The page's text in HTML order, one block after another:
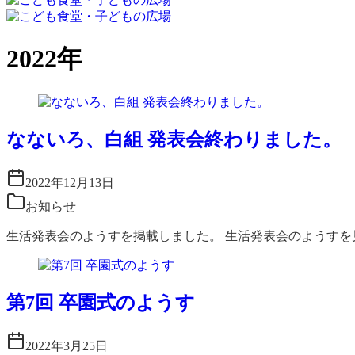
ン
テ
移
動
2022年
なないろ、白組 発表会終わりました。
2022年12月13日
お知らせ
生活発表会のようすを掲載しました。 生活発表会のようすを
第7回 卒園式のようす
2022年3月25日